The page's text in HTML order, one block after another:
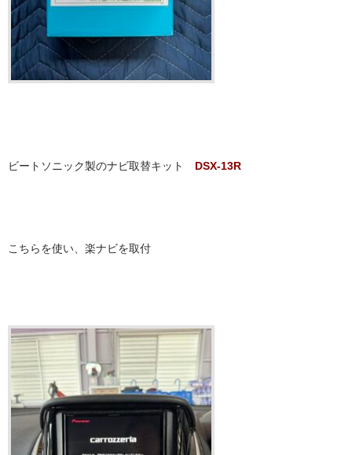
ビートソニック製のナビ取替キット DSX-13R
こちらを使い、楽ナビを取付